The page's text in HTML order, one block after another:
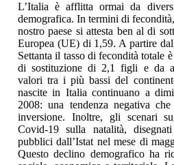
L’Italia è afflitta ormai da
demografica. In termini di
nostro paese si attesta ben al di
Europea (UE) di 1,59. A partire
Settanta il tasso di fecondità totale
di sostituzione di 2,1 figli e da
valori tra i più bassi del
nascite in Italia continuano a
2008: una tendenza negativa
inversione. Inoltre, gli scenari
Covid-19 sulla natalità,
pubblici dall’Istat nel mese di
Questo declino demografico ha